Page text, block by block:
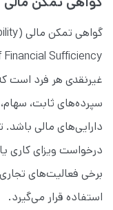
غیرنقدی هر فرد است
سپرده‌های ثابت، سهام،
دارایی‌های مالی باشد.
درخواست ویزای کاری
برخی فعالیت‌های
استفاده قرار می‌گیرد.